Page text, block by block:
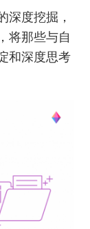
深度挖掘，
将那些与自
和深度思考